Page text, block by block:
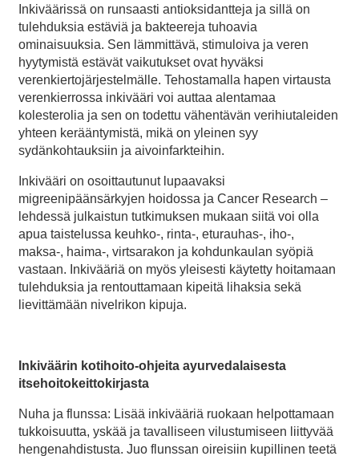
Inkiväärissä on runsaasti antioksidantteja ja sillä on
tulehduksia estäviä ja bakteereja tuhoavia
ominaisuuksia. Sen lämmittävä, stimuloiva ja veren
hyytymistä estävät vaikutukset ovat hyväksi
verenkiertojärjestelmälle. Tehostamalla hapen virtausta
verenkierrossa inkivääri voi auttaa alentamaa
kolesterolia ja sen on todettu vähentävän verihiutaleiden
yhteen kerääntymistä, mikä on yleinen syy
sydänkohtauksiin ja aivoinfarkteihin.
Inkivääri on osoittautunut lupaavaksi
migreenipäänsärkyjen hoidossa ja Cancer Research –
lehdessä julkaistun tutkimuksen mukaan siitä voi olla
apua taistelussa keuhko-, rinta-, eturauhas-, iho-,
maksa-, haima-, virtsarakon ja kohdunkaulan syöpiä
vastaan. Inkivääriä on myös yleisesti käytetty hoitamaan
tulehduksia ja rentouttamaan kipeitä lihaksia sekä
lievittämään nivelrikon kipuja.
Inkiväärin kotihoito-ohjeita ayurvedalaisesta
itsehoitokeittokirjasta
Nuha ja flunssa: Lisää inkivääriä ruokaan helpottamaan
tukkoisuutta, yskää ja tavalliseen vilustumiseen liittyvää
hengenahdistusta. Juo flunssan oireisiin kupillinen teetä